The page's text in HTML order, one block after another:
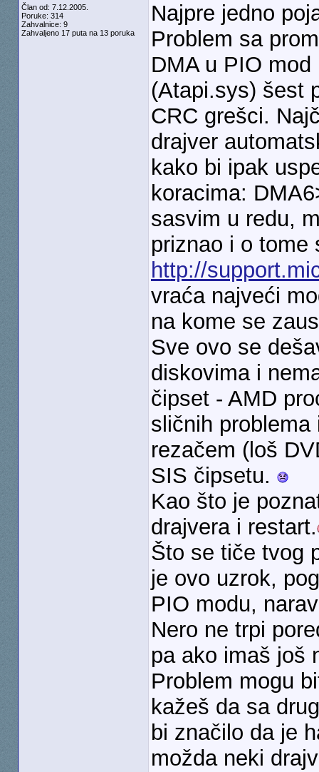
Član od: 7.12.2005.
Poruke: 314
Zahvalnice: 9
Zahvaljeno 17 puta na 13 poruka
Najpre jedno
Problem sa
DMA u PIO
(Atapi.sys) šest
CRC grešci.
drajver
kako bi ipak
koracima:
sasvim u redu,
priznao i o tome
http://
vraća najveći
na kome se
Sve ovo se
diskovima i
čipset - AMD
sličnih
rezačem (loš
SIS čipsetu.
Kao što je
drajvera i restart.
Što se tiče tvog
je ovo uzrok,
PIO modu,
Nero ne trpi
pa ako imaš još
Problem mogu
kažeš da sa
bi značilo da je
možda neki